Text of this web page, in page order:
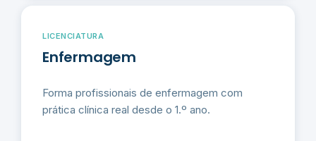
LICENCIATURA
Enfermagem
Forma profissionais de enfermagem com
prática clínica real desde o 1.º ano.